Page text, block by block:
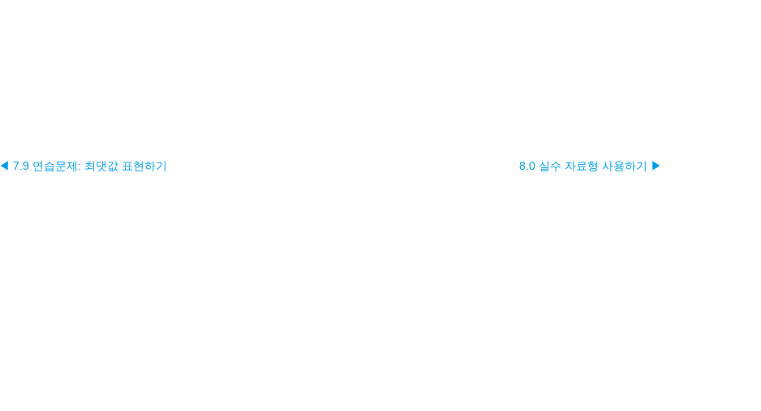
◀ 7.9 연습문제: 최댓값 표현하기 8.0 실수 자료형 사용하기 ▶︎